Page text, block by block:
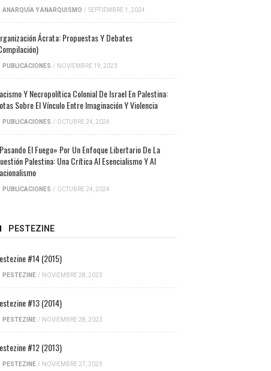
ANARQUÍA Y ANARQUISMO / SEPTIEMBRE 1, 2024
Ácrata: Propuestas Y Debates
PUBLICACIONES / NOVIEMBRE 19, 2023
Y Necropolítica Colonial De Israel En Palestina:
Sobre El Vínculo Entre Imaginación Y Violencia
PUBLICACIONES / OCTUBRE 24, 2024
El Fuego» Por Un Enfoque Libertario De La
Palestina: Una Crítica Al Esencialismo Y Al
PUBLICACIONES / OCTUBRE 24, 2024
PESTEZINE
#14 (2015)
PESTEZINE / NOVIEMBRE 28, 2023
#13 (2014)
PESTEZINE / NOVIEMBRE 28, 2023
#12 (2013)
PESTEZINE / NOVIEMBRE 27, 2023